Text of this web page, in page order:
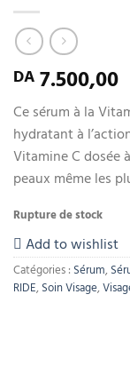
DA 7.500,00
Ce sérum à la
hydratant à
Vitamine C dosée
peaux même les
Rupture de stock
Add to wishlist
Catégories : Sérum,
RIDE,Soin Visage,